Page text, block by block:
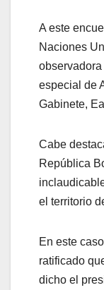
A este
Naciones
especial de
Gabinete,
Cabe
República
el territorio
En este
ratificado
dicho el